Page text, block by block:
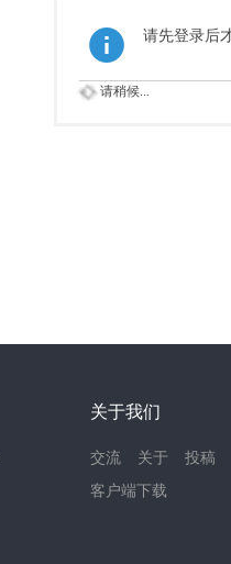
请先登录后
请稍候...
关于我们
交流 关于
投稿
客户端下载